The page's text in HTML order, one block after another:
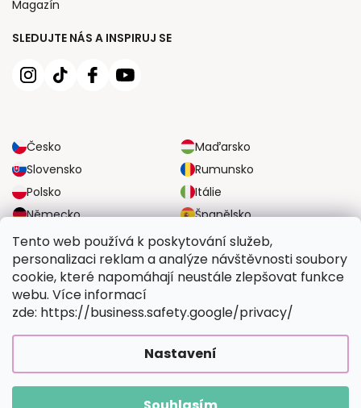
Tento web používá k poskytování služeb,
personalizaci reklam a analýze návštěvnosti soubory
cookie, které napomáhají neustále zlepšovat funkce
webu. Více informací
zde: https://business.safety.google/privacy/
Nastavení
SLEDUJTE NÁS A INSPIRUJ SE
Česko
Maďarsko
Slovensko
Rumunsko
Polsko
Itálie
Německo
Španělsko
Velká Británie
Rakousko
Magazín
SPOLEHLIVÉ MOŽNOSTI DOPRAVY
BEZPEČNÉ MOŽNOSTI PLATBY
Vymalujsisam.cz. Všechna práva vyhrazena.